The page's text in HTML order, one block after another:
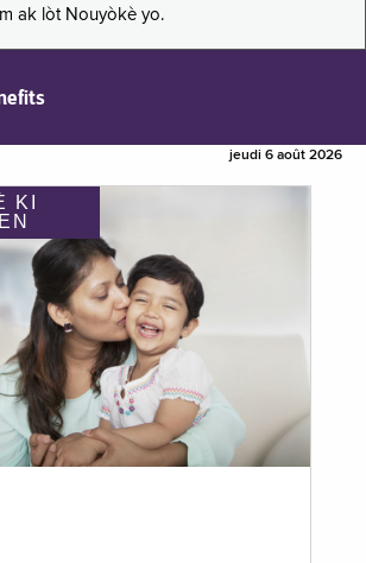
ak lòt Nouyòkè yo.
jeudi 6 août 2026
KI